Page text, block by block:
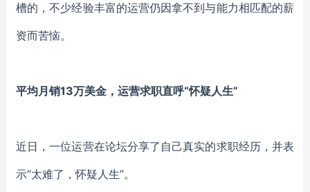
槽的，不少经验丰富的运营仍因拿不到与能力相匹配的薪
资而苦恼。
平均月销13万美金，运营求职直呼“怀疑人生”
近日，一位运营在论坛分享了自己真实的求职经历，并表
示“太难了，怀疑人生”。